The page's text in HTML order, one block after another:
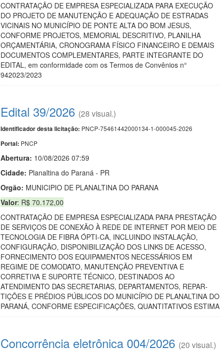
CONTRATAÇÃO DE EMPRESA ESPECIALIZADA PARA EXECUÇÃO
DO PROJETO DE MANUTENÇÃO E ADEQUAÇÃO DE ESTRADAS
VICINAIS NO MUNICÍPIO DE PONTE ALTA DO BOM JESUS,
CONFORME PROJETOS, MEMORIAL DESCRITIVO, PLANILHA
ORÇAMENTÁRIA, CRONOGRAMA FÍSICO FINANCEIRO E DEMAIS
DOCUMENTOS COMPLEMENTARES, PARTE INTEGRANTE DO
EDITAL, em conformidade com os Termos de Convênios n°
942023/2023
Edital 39/2026 (28 visual.)
Identificador desta licitação: PNCP-75461442000134-1-000045-2026
Portal: PNCP
Abertura: 10/08/2026 07:59
Cidade: Planaltina do Paraná - PR
Orgão: MUNICIPIO DE PLANALTINA DO PARANA
Valor: R$ 70.172,00
CONTRATAÇÃO DE EMPRESA ESPECIALIZADA PARA PRESTAÇÃO
DE SERVIÇOS DE CONEXÃO À REDE DE INTERNET POR MEIO DE
TECNOLOGIA DE FIBRA ÓPTI-CA, INCLUINDO INSTALAÇÃO,
CONFIGURAÇÃO, DISPONIBILIZAÇÃO DOS LINKS DE ACESSO,
FORNECIMENTO DOS EQUIPAMENTOS NECESSÁRIOS EM
REGIME DE COMODATO, MANUTENÇÃO PREVENTIVA E
CORRETIVA E SUPORTE TÉCNICO, DESTINADOS AO
ATENDIMENTO DAS SECRETARIAS, DEPARTAMENTOS, REPAR-
TIÇÕES E PRÉDIOS PÚBLICOS DO MUNICÍPIO DE PLANALTINA DO
PARANÁ, CONFORME ESPECIFICAÇÕES, QUANTITATIVOS ESTIMA
Concorrência eletrônica 004/2026 (20 visual.)